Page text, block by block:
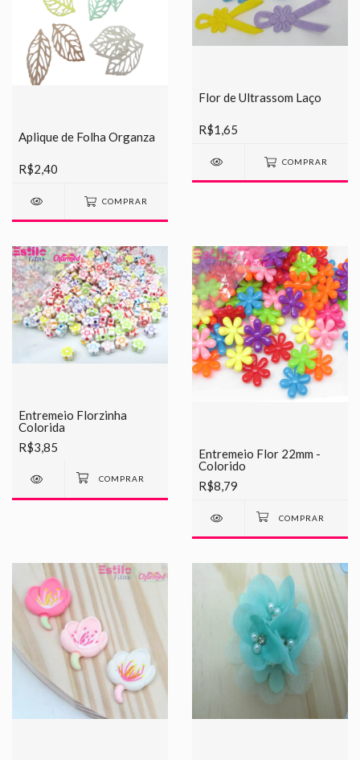
Aplique de Folha Organza
R$2,40
COMPRAR
Flor de Ultrassom Laço
R$1,65
COMPRAR
Entremeio Florzinha
Colorida
R$3,85
Entremeio Flor 22mm -
Colorido
R$8,79